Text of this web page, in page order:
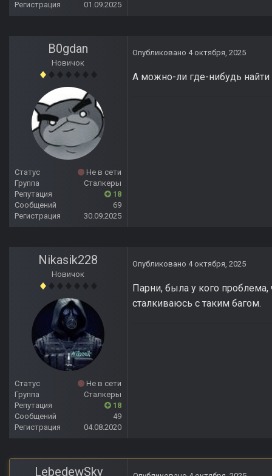
Регистрация
01.09.2025
B0gdan
Новичок
Статус
Не в сети
Группа
Сталкеры
Репутация
18
Сообщений
69
Регистрация
30.09.2025
Опубликовано 4 октября, 2025
А можно-ли где-нибудь найти
Nikasik228
Новичок
Статус
Не в сети
Группа
Сталкеры
Репутация
18
Сообщений
49
Регистрация
04.08.2020
Опубликовано 4 октября, 2025
Парни, была у кого проблема,
сталкиваюсь с таким багом.
LebedewSky